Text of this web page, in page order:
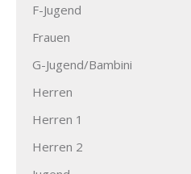
F-Jugend
Frauen
G-Jugend/Bambini
Herren
Herren 1
Herren 2